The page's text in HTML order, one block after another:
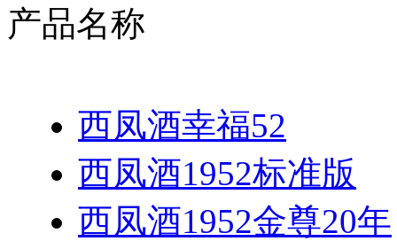
产品名称
西凤酒幸福52
西凤酒1952标准版
西凤酒1952金尊20年